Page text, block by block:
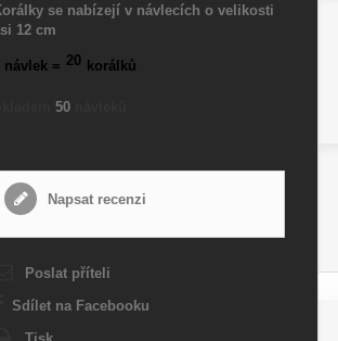
se nabízejí v návlecích o velikosti
12 cm
návlek = 20 korálků
50
Napsat recenzi
Poslat příteli
Sdílet na Facebooku